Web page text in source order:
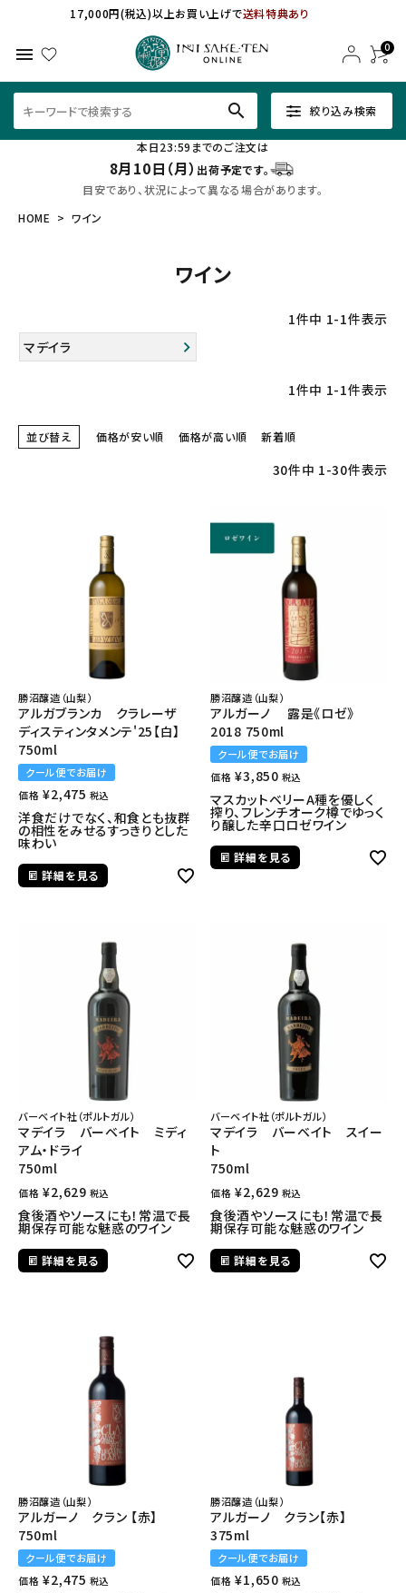
17,000円(税込)以上お買い上げで送料特典あり
menu 0
絞り込み検索
search
本日23:59までのご注文は
8月10日（月） 出荷予定です。
目安であり、状況によって異なる場合があります。
HOME
ワイン
ワイン
1件中 1-1件表示
マデイラ
1件中 1-1件表示
並び替え 価格が安い順 価格が高い順 新着順
30件中 1-30件表示
勝沼醸造（山梨）
アルガブランカ クラレーザ
ディスティンタメンテ'25【白】
750ml
クール便でお届け
価格 ¥2,475 税込
洋食だけでなく、和食とも抜群
の相性をみせるすっきりとした
味わい
詳細を見る
勝沼醸造（山梨）
アルガーノ 露是《ロゼ》
2018 750ml
クール便でお届け
価格 ¥3,850 税込
マスカットベリーA種を優しく
搾り、フレンチオーク樽でゆっく
り醸した辛口ロゼワイン
詳細を見る
バーベイト社（ポルトガル）
マデイラ バーベイト ミディ
アム・ドライ
750ml
価格 ¥2,629 税込
食後酒やソースにも！常温で長
期保存可能な魅惑のワイン
詳細を見る
バーベイト社（ポルトガル）
マデイラ バーベイト スイー
ト
750ml
価格 ¥2,629 税込
食後酒やソースにも！常温で長
期保存可能な魅惑のワイン
詳細を見る
勝沼醸造（山梨）
アルガーノ クラン 【赤】
750ml
クール便でお届け
価格 ¥2,475 税込
勝沼醸造（山梨）
アルガーノ クラン【赤】
375ml
クール便でお届け
価格 ¥1,650 税込